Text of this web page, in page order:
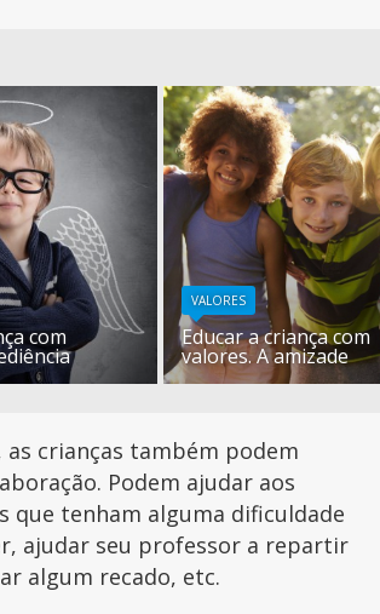
com
VALORES
Educar a criança com
valores. A amizade
as crianças também podem
Podem ajudar aos
que tenham alguma dificuldade
ajudar seu professor a repartir
algum recado, etc.